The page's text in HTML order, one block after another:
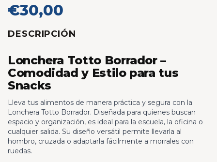
€30,00
DESCRIPCIÓN
Lonchera Totto Borrador –
Comodidad y Estilo para tus
Snacks
Lleva tus alimentos de manera práctica y segura con la
Lonchera Totto Borrador. Diseñada para quienes buscan
espacio y organización, es ideal para la escuela, la oficina o
cualquier salida. Su diseño versátil permite llevarla al
hombro, cruzada o adaptarla fácilmente a morrales con
ruedas.